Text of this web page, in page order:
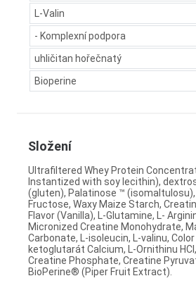
L-Valin
- Komplexní podpora
uhličitan hořečnatý
Bioperine
Složení
Ultrafiltered Whey Protein
Instantized with soy lecithin),
(gluten), Palatinose ™
Fructose, Waxy Maize Starch,
Flavor (Vanilla), L-Glutamine, L-
Micronized Creatine Monohydrate,
Carbonate, L-isoleucin, L-valinu,
ketoglutarát Calcium, L-Ornithinu
Creatine Phosphate, Creatine
BioPerine® (Piper Fruit Extract).